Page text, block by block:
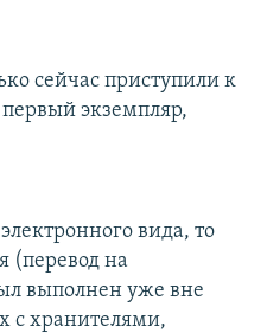
сейчас приступили к
экземпляр,
вида, то
(перевод на
выполнен уже вне
с хранителями,